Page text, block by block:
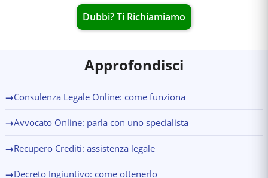
Dubbi? Ti Richiamiamo
Approfondisci
→Consulenza Legale Online: come funziona
→Avvocato Online: parla con uno specialista
→Recupero Crediti: assistenza legale
→Decreto Ingiuntivo: come ottenerlo